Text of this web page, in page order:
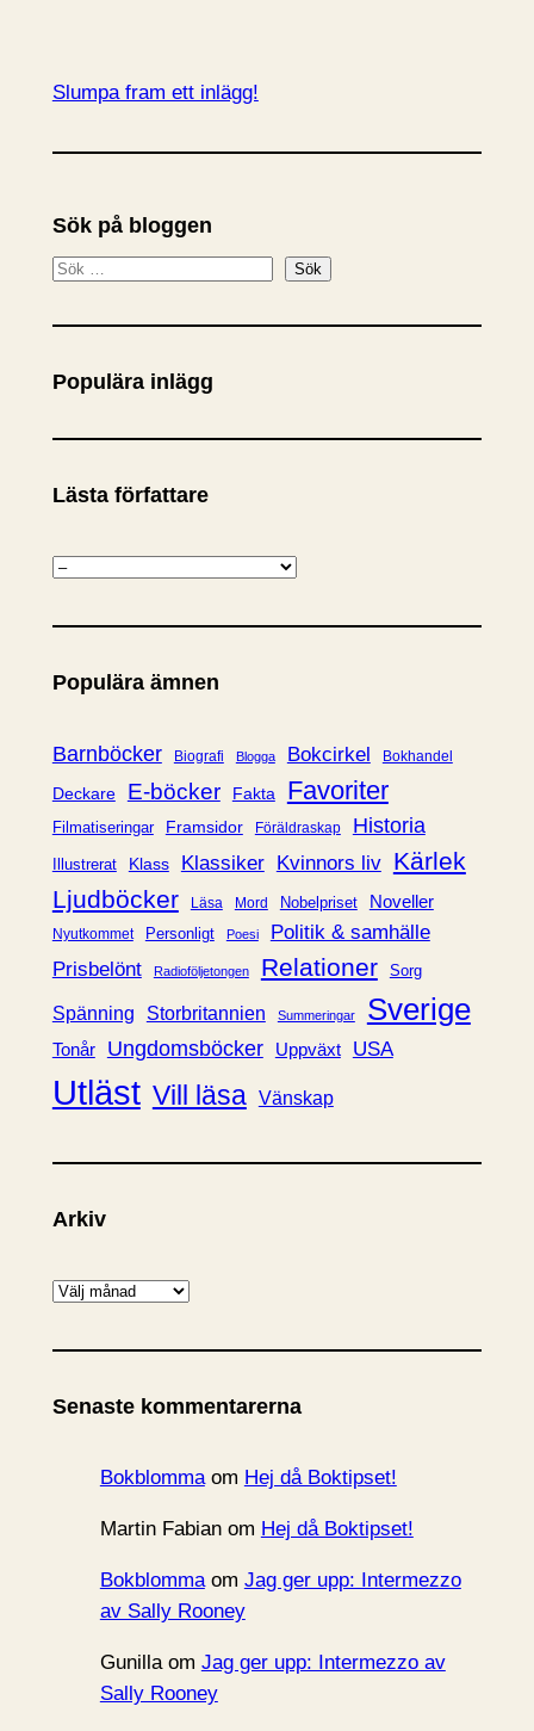
Slumpa fram ett inlägg!
Sök på bloggen
S
k
Sök
Populära inlägg
Lästa författare
K
t
g
r
i
Populära ämnen
Barnböcker Biografi Blogga Bokcirkel Bokhandel
Deckare E-böcker Fakta Favoriter
Filmatiseringar Framsidor Föräldraskap Historia
Illustrerat Klass Klassiker Kvinnors liv Kärlek
Ljudböcker
Läsa Mord Nobelpriset Noveller
Nyutkommet Personligt Poesi
Politik & samhälle
Prisbelönt
Radioföljetongen Relationer Sorg
Spänning Storbritannien Summeringar Sverige
Tonår Ungdomsböcker Uppväxt USA
Utläst Vill läsa Vänskap
Arkiv
A
k
v
Senaste kommentarerna
Bokblommaom Hej då Boktipset!
Martin Fabianom Hej då Boktipset!
Bokblommaom Jag ger upp: Intermezzo
av Sally Rooney
Gunillaom Jag ger upp: Intermezzo av
Sally Rooney